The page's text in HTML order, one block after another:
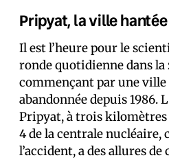
Pripyat, la ville hantée
Il est l’heure pour le
ronde quotidienne dans la
commençant par une
abandonnée depuis 1986.
Pripyat, à trois
4 de la centrale nucléaire,
l’accident, a des allures